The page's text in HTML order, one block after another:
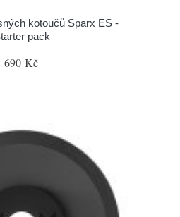
kotoučů Sparx ES -
pack
690 Kč